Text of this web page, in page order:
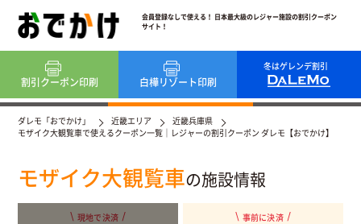
会員登録なしで使える！ 日本最大級のレジャー施設の割引クーポン
サイト！
冬はゲレンデ割引
割引クーポン印刷 白樺リゾート印刷
ダレモ「おでかけ」 近畿エリア
近畿兵庫県
モザイク大観覧車で使えるクーポン一覧｜レジャーの割引クーポン ダレモ【おでかけ】
モザイク大観覧車の施設情報
現地で決済
事前に決済